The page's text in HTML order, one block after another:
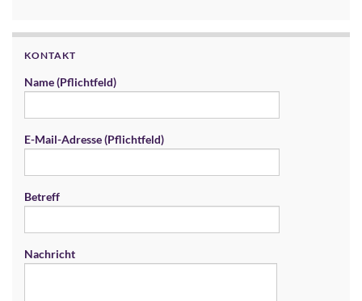
KONTAKT
Name (Pflichtfeld)
E-Mail-Adresse (Pflichtfeld)
Betreff
Nachricht